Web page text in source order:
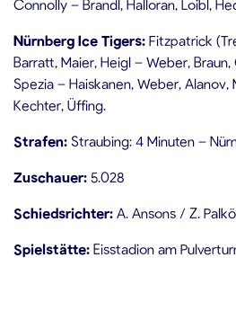
Connolly – Brandl, Halloran, Loibl,
Nürnberg Ice Tigers: Fitzpatrick
Barratt, Maier, Heigl – Weber,
Spezia – Haiskanen, Weber,
Kechter, Üffing.
Strafen: Straubing: 4 Minuten –
Zuschauer: 5.028
Schiedsrichter: A. Ansons / Z.
Spielstätte: Eisstadion am